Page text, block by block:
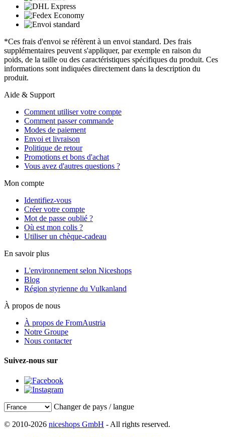
*Ces frais d'envoi se réfèrent à un envoi standard. Des frais
supplémentaires peuvent s'appliquer, par exemple en raison du
poids, de la taille ou des caractéristiques spécifiques du produit. Ces
informations sont indiquées directement dans la description du
produit.
Aide & Support
Comment utiliser votre compte
Comment passer commande
Modes de paiement
Envoi et livraison
Politique de retour
Promotions et bons d'achat
Vous avez d'autres questions ?
Mon compte
Identifiez-vous
Créer votre compte
Mot de passe oublié ?
Où est mon colis ?
Utiliser un chèque-cadeau
En savoir plus
L'environnement selon Niceshops
Blog
Région styrienne du Vulkanland
À propos de nous
À propos de FromAustria
Notre Groupe
Nous contacter
Suivez-nous sur
Changer de pays / langue
© 2010-2026 niceshops GmbH - All rights reserved.